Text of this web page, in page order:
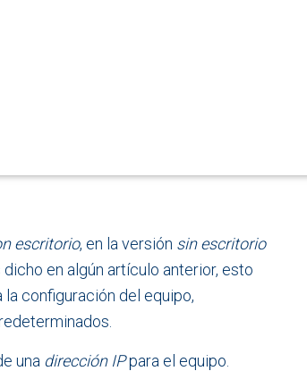
escritorio, en la versión sin escritorio
en algún artículo anterior, esto
configuración del equipo,
una dirección IPpara el equipo.